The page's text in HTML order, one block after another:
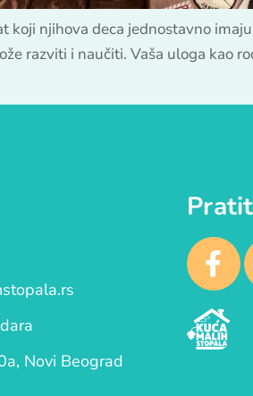
njihova deca jednostavno
razviti i naučiti. Vaša uloga kao
Novi Beograd